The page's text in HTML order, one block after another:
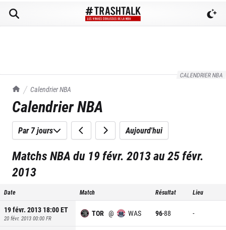
CALENDRIER NBA
TrashTalk Actu NBA
Calendrier NBA
Calendrier NBA
Par 7 jours Aujourd'hui
Matchs NBA du 19 févr. 2013 au 25 févr.
2013
Date Match Résultat Lieu
19 févr. 2013 18:00ET
20 févr. 2013 00:00 FR
TOR @ WAS 96-88 -